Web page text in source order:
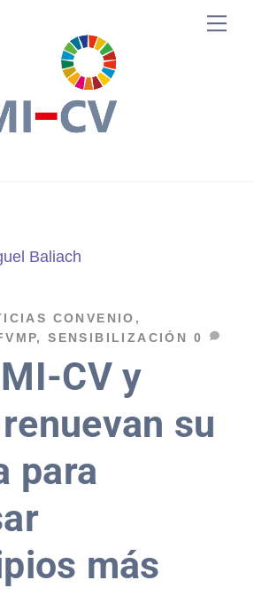
CV y
su
para
más
CONVENIO ,
,SENSIBILIZACIÓN 0